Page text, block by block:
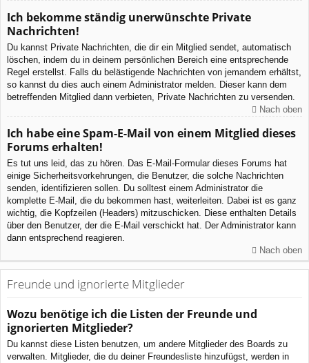
Ich bekomme ständig unerwünschte Private
Nachrichten!
Du kannst Private Nachrichten, die dir ein Mitglied sendet, automatisch
löschen, indem du in deinem persönlichen Bereich eine entsprechende
Regel erstellst. Falls du belästigende Nachrichten von jemandem erhältst,
so kannst du dies auch einem Administrator melden. Dieser kann dem
betreffenden Mitglied dann verbieten, Private Nachrichten zu versenden.
Nach oben
Ich habe eine Spam-E-Mail von einem Mitglied dieses
Forums erhalten!
Es tut uns leid, das zu hören. Das E-Mail-Formular dieses Forums hat
einige Sicherheitsvorkehrungen, die Benutzer, die solche Nachrichten
senden, identifizieren sollen. Du solltest einem Administrator die
komplette E-Mail, die du bekommen hast, weiterleiten. Dabei ist es ganz
wichtig, die Kopfzeilen (Headers) mitzuschicken. Diese enthalten Details
über den Benutzer, der die E-Mail verschickt hat. Der Administrator kann
dann entsprechend reagieren.
Nach oben
Freunde und ignorierte Mitglieder
Wozu benötige ich die Listen der Freunde und
ignorierten Mitglieder?
Du kannst diese Listen benutzen, um andere Mitglieder des Boards zu
verwalten. Mitglieder, die du deiner Freundesliste hinzufügst, werden in